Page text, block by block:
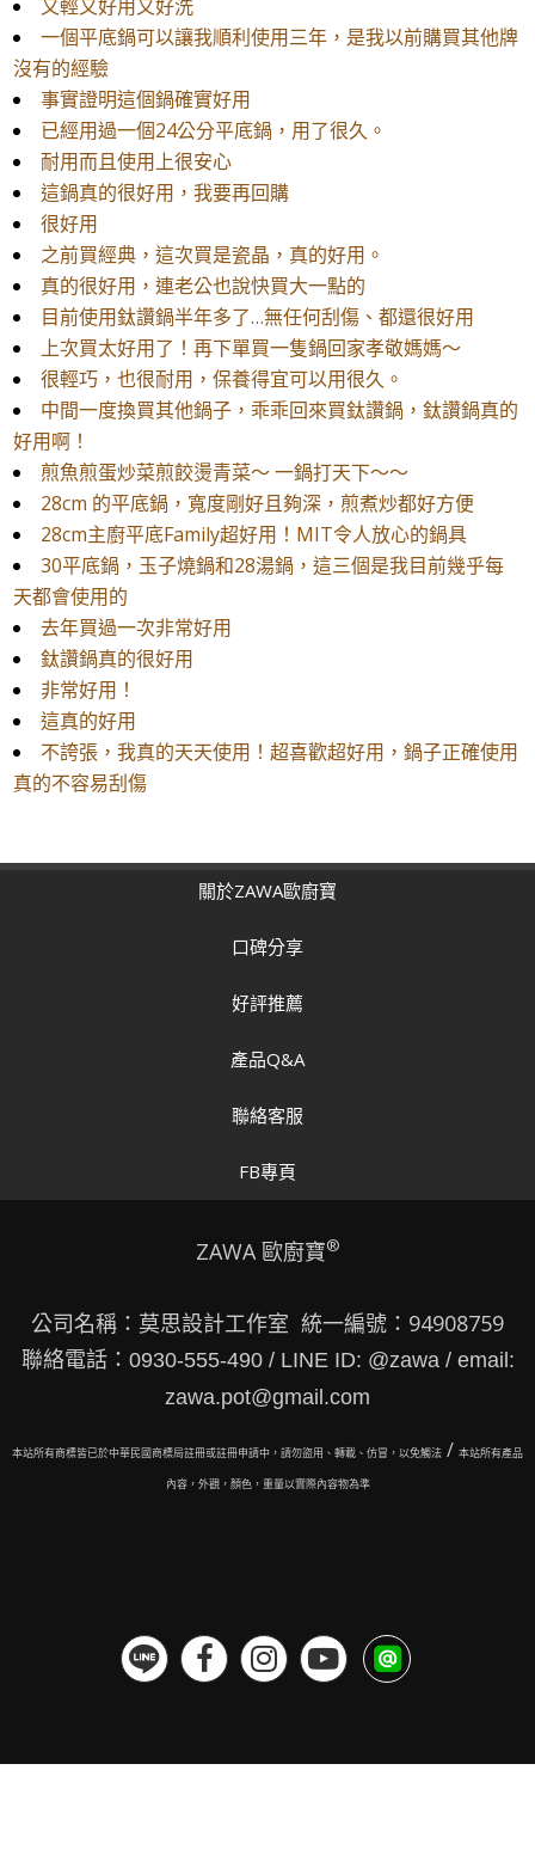
又輕又好用又好洗
一個平底鍋可以讓我順利使用三年，是我以前購買其他牌
沒有的經驗
事實證明這個鍋確實好用
已經用過一個24公分平底鍋，用了很久。
耐用而且使用上很安心
這鍋真的很好用，我要再回購
很好用
之前買經典，這次買是瓷晶，真的好用。
真的很好用，連老公也說快買大一點的
目前使用鈦讚鍋半年多了…無任何刮傷、都還很好用
​上次買太好用了！再下單買一隻鍋回家孝敬媽媽～
很輕巧，也很耐用，保養得宜可以用很久。
中間一度換買其他鍋子，乖乖回來買鈦讚鍋，鈦讚鍋真的
好用啊！
煎魚煎蛋炒菜煎餃燙青菜～ 一鍋打天下～～
28cm 的平底鍋，寬度剛好且夠深，煎煮炒都好方便
28cm主廚平底Family超好用！MIT令人放心的鍋具
30平底鍋，玉子燒鍋和28湯鍋，這三個是我目前幾乎每
天都會使用的
去年買過一次非常好用
鈦讚鍋真的很好用
非常好用！
這真的好用
不誇張，我真的天天使用！超喜歡超好用，鍋子正確使用
真的不容易刮傷
關於ZAWA歐廚寶
口碑分享
好評推薦
產品Q&A
聯絡客服
FB專頁
ZAWA 歐廚寶®
公司名稱：莫思設計工作室 統一編號：94908759
聯絡電話：0930-555-490 / LINE ID: @zawa / email:
zawa.pot@gmail.com
本站所有商標皆已於中華民國商標局註冊或註冊申請中，請勿盜用、轉載、仿冒，以免觸法 / 本站所有產品
內容，外觀，顏色，重量以實際內容物為準